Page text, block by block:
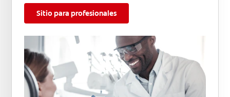
Sitio para profesionales